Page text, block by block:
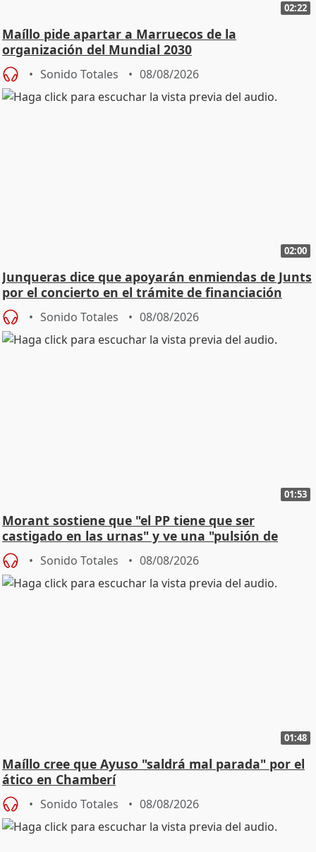
02:22
Maíllo pide apartar a Marruecos de la
organización del Mundial 2030
Sonido Totales 08/08/2026
02:00
Junqueras dice que apoyarán enmiendas de Junts
por el concierto en el trámite de financiación
Sonido Totales 08/08/2026
01:53
Morant sostiene que "el PP tiene que ser
castigado en las urnas" y ve una "pulsión de
cambio"
Sonido Totales 08/08/2026
01:48
Maíllo cree que Ayuso "saldrá mal parada" por el
ático en Chamberí
Sonido Totales 08/08/2026